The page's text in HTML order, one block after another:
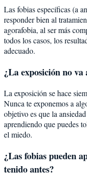
Las fobias específicas (a
responder bien al
agorafobia, al ser más
todos los casos, los
adecuado.
¿La exposición no va
La exposición se hace
Nunca te exponemos a
objetivo es que la
aprendiendo que puedes
el miedo.
¿Las fobias pueden
tenido antes?